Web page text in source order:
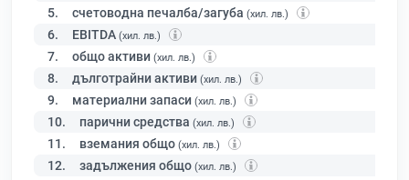
5. счетоводна печалба/загуба (хил. лв.)
6. EBITDA (хил. лв.)
7. общо активи (хил. лв.)
8. дълготрайни активи (хил. лв.)
9. материални запаси (хил. лв.)
10. парични средства (хил. лв.)
11. вземания общо (хил. лв.)
12. задължения общо (хил. лв.)